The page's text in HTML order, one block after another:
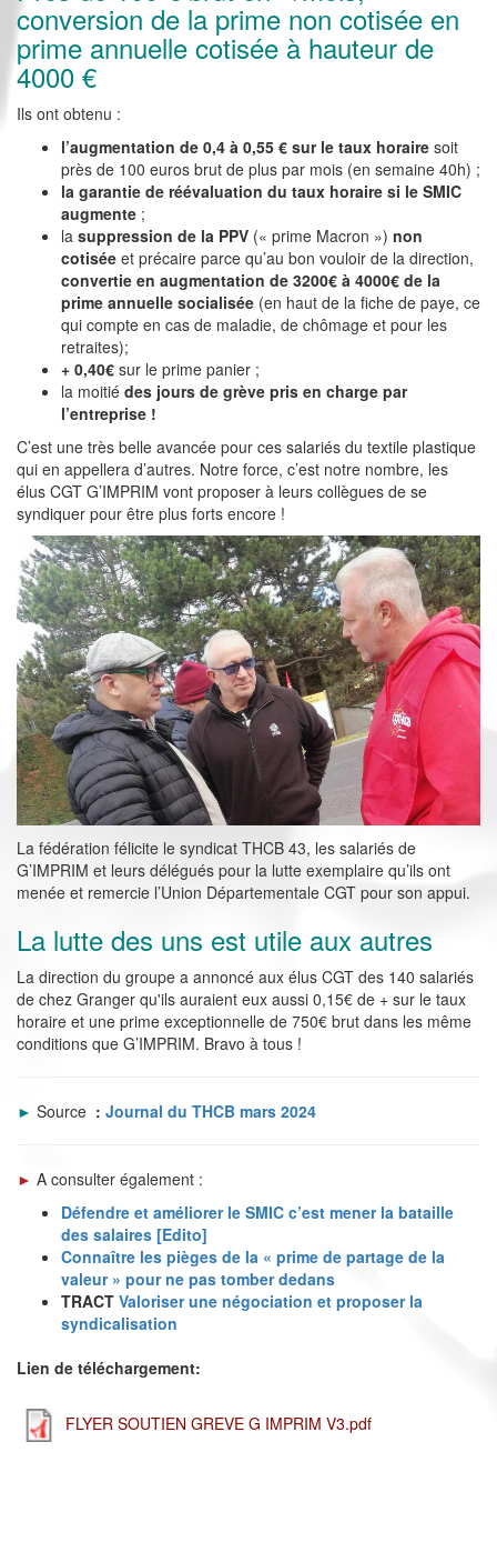
conversion de la prime non cotisée en
prime annuelle cotisée à hauteur de
4000 €
Ils ont obtenu :
l’augmentation de 0,4 à 0,55 € sur le taux horaire soit
près de 100 euros brut de plus par mois (en semaine 40h) ;
la garantie de réévaluation du taux horaire si le SMIC
augmente ;
la suppression de la PPV (« prime Macron ») non
cotisée et précaire parce qu’au bon vouloir de la direction,
convertie en augmentation de 3200€ à 4000€ de la
prime annuelle socialisée (en haut de la fiche de paye, ce
qui compte en cas de maladie, de chômage et pour les
retraites);
+ 0,40€ sur le prime panier ;
la moitié des jours de grève pris en charge par
l’entreprise !
C’est une très belle avancée pour ces salariés du textile plastique
qui en appellera d’autres. Notre force, c’est notre nombre, les
élus CGT G’IMPRIM vont proposer à leurs collègues de se
syndiquer pour être plus forts encore !
La fédération félicite le syndicat THCB 43, les salariés de
G’IMPRIM et leurs délégués pour la lutte exemplaire qu’ils ont
menée et remercie l’Union Départementale CGT pour son appui.
La lutte des uns est utile aux autres
La direction du groupe a annoncé aux élus CGT des 140 salariés
de chez Granger qu'ils auraient eux aussi 0,15€ de + sur le taux
horaire et une prime exceptionnelle de 750€ brut dans les même
conditions que G’IMPRIM. Bravo à tous !
► Source : Journal du THCB mars 2024
► A consulter également :
Défendre et améliorer le SMIC c’est mener la bataille
des salaires [Edito]
Connaître les pièges de la « prime de partage de la
valeur » pour ne pas tomber dedans
TRACT Valoriser une négociation et proposer la
syndicalisation
Lien de téléchargement:
FLYER SOUTIEN GREVE G IMPRIM V3.pdf